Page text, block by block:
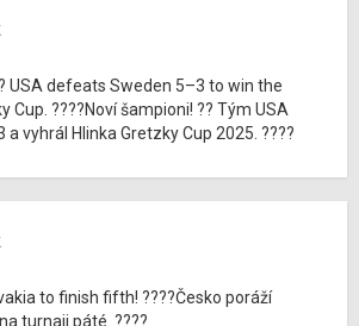
USA defeats Sweden 5–3 to win the
Cup. ????Noví šampioni! ?? Tým USA
a vyhrál Hlinka Gretzky Cup 2025. ????
to finish fifth! ????Česko poráží
turnaji páté. ????